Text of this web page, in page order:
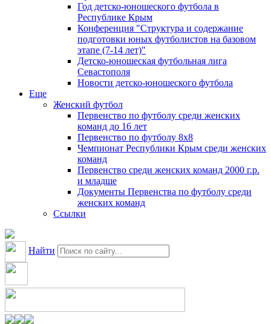
Год детско-юношеского футбола в
Республике Крым
Конференция "Структура и содержание
подготовки юных футболистов на базовом
этапе (7-14 лет)"
Детско-юношеская футбольная лига
Севастополя
Новости детско-юношеского футбола
Еще
Женский футбол
Первенство по футболу среди женских
команд до 16 лет
Первенство по футболу 8х8
Чемпионат Республики Крым среди женских
команд
Первенство среди женских команд 2000 г.р.
и младше
Документы Первенства по футболу среди
женских команд
Ссылки
Найти